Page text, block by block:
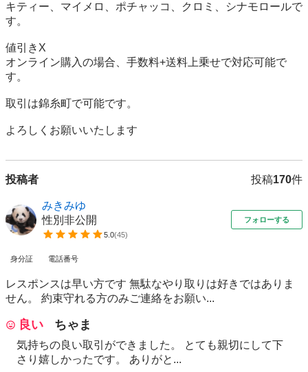
キティー、マイメロ、ポチャッコ、クロミ、シナモロールで
す。
値引きX
オンライン購入の場合、手数料+送料上乗せで対応可能で
す。
取引は錦糸町で可能です。
よろしくお願いいたします
投稿者 投稿170件
みきみゆ
性別非公開
5.0(45)
フォローする
身分証 電話番号
レスポンスは早い方です 無駄なやり取りは好きではありま
せん。 約束守れる方のみご連絡をお願い...
良い ちゃま
気持ちの良い取引ができました。 とても親切にして下
さり嬉しかったです。 ありがと...